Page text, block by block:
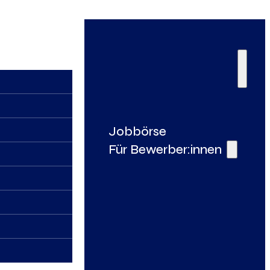
Jobbörse
Für Bewerber:innen